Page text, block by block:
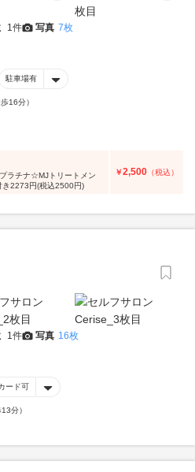
1件 写真 7枚
駐車場有
16分）
ラチナ☆MJトリートメン
2273円(税込2500円)
￥2,500 （税込）
1件 写真 16枚
ード可
分）